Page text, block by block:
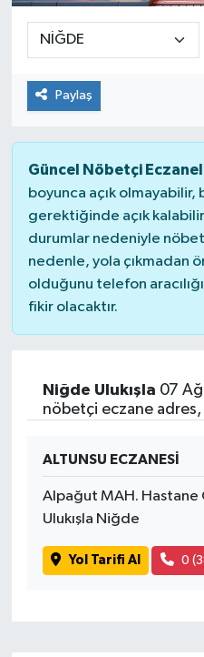
Paylaş
Güncel Nöbetçi
boyunca açık olmayabilir,
gerektiğinde açık
durumlar nedeniyle
nedenle, yola çıkmadan
olduğunu telefon
fikir olacaktır.
Niğde Ulukışla 07
nöbetçi eczane
ALTUNSU ECZANESİ
Alpağut MAH. Hastane
Ulukışla Niğde
Yol Tarifi Al 0